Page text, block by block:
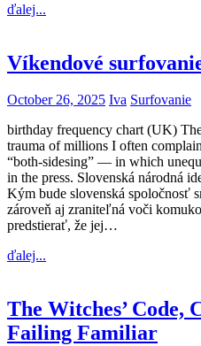
ďalej...
Víkendové
October 26, 2025 Iva Surfovanie
birthday frequency chart (UK)
trauma of millions I often
“both-sidesing” — in which
in the press. Slovenská národná
Kým bude slovenská spoločnosť
zároveň aj zraniteľná voči
predstierať, že jej…
ďalej...
The Witches’ Code,
Failing Familiar